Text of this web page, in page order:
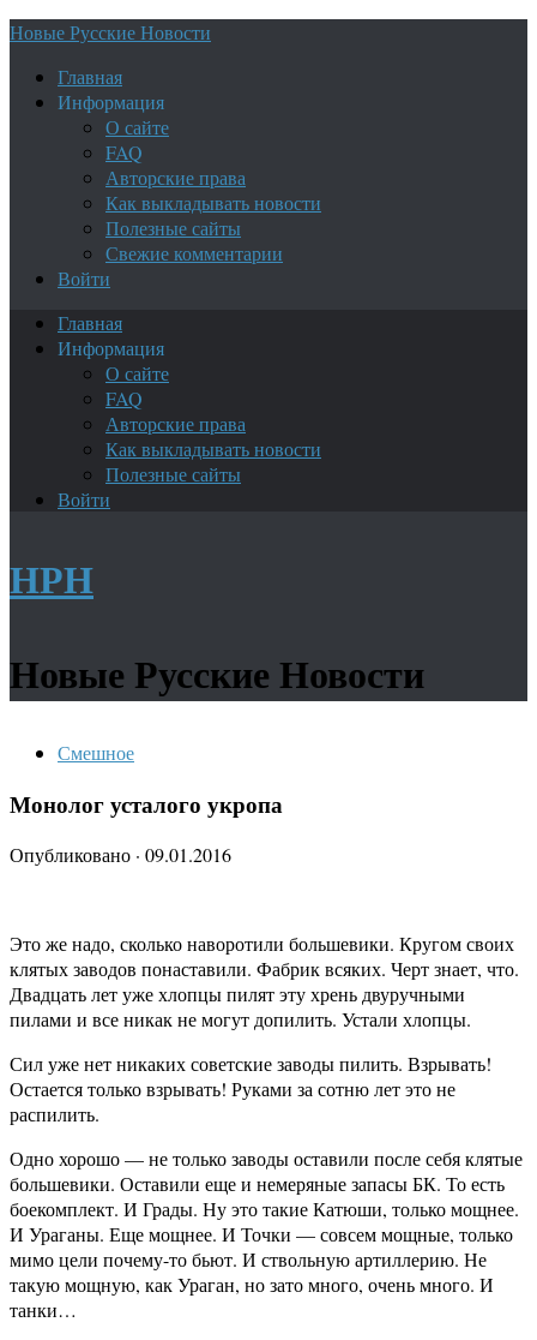
Новые Русские Новости
Главная
Информация
О сайте
FAQ
Авторские права
Как выкладывать новости
Полезные сайты
Свежие комментарии
Войти
Главная
Информация
О сайте
FAQ
Авторские права
Как выкладывать новости
Полезные сайты
Войти
НРН
Новые Русские Новости
Смешное
Монолог усталого укропа
Опубликовано · 09.01.2016
Это же надо, сколько наворотили большевики. Кругом своих
клятых заводов понаставили. Фабрик всяких. Черт знает, что.
Двадцать лет уже хлопцы пилят эту хрень двуручными
пилами и все никак не могут допилить. Устали хлопцы.
Сил уже нет никаких советские заводы пилить. Взрывать!
Остается только взрывать! Руками за сотню лет это не
распилить.
Одно хорошо — не только заводы оставили после себя клятые
большевики. Оставили еще и немеряные запасы БК. То есть
боекомплект. И Грады. Ну это такие Катюши, только мощнее.
И Ураганы. Еще мощнее. И Точки — совсем мощные, только
мимо цели почему-то бьют. И ствольную артиллерию. Не
такую мощную, как Ураган, но зато много, очень много. И
танки…